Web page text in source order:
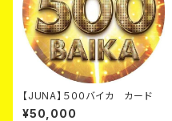
【JUNA】５００バイカ カード
¥50,000